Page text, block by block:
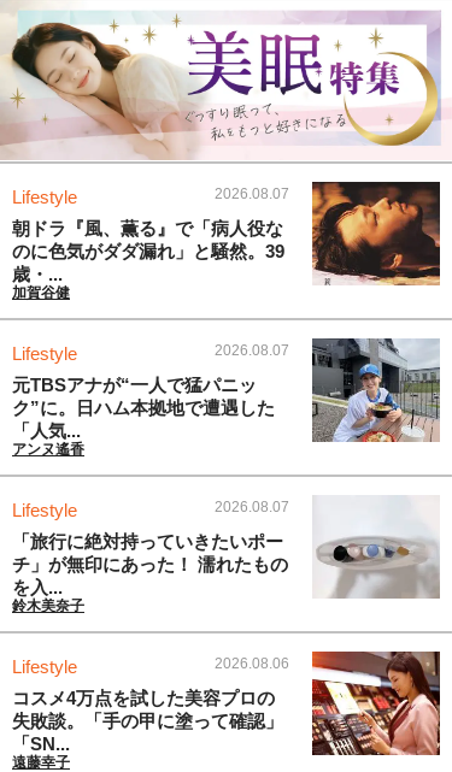
Lifestyle 2026.08.07
朝ドラ『風、薫る』で「病人役な
のに色気がダダ漏れ」と騒然。39
歳・...
加賀谷健
Lifestyle 2026.08.07
元TBSアナが“一人で猛パニッ
ク”に。日ハム本拠地で遭遇した
「人気...
アンヌ遙香
Lifestyle 2026.08.07
「旅行に絶対持っていきたいポー
チ」が無印にあった！ 濡れたもの
を入...
鈴木美奈子
Lifestyle 2026.08.06
コスメ4万点を試した美容プロの
失敗談。「手の甲に塗って確認」
「SN...
遠藤幸子